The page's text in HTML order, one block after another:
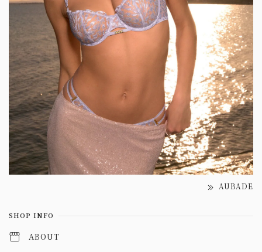
AUBADE
SHOP INFO
ABOUT